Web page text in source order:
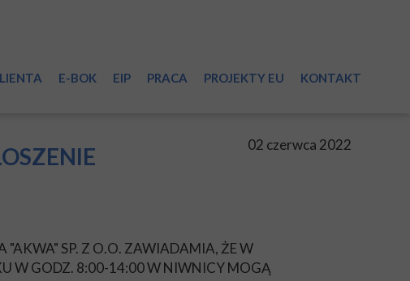
02 czerwca 2022
SP. Z O.O. ZAWIADAMIA, ŻE W
W GODZ. 8:00-14:00 W NIWNICY MOGĄ
Spółki
E-BOK EIP PRACA PROJEKTY EU KONTAKT